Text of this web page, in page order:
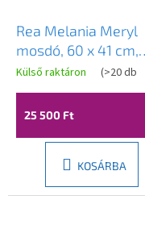
Rea Melania Meryl
mosdó, 60 x 41 cm,
fehér-arany mintás,
REA-U5054
Külső raktáron (>20 db
25 500 Ft
KOSÁRBA